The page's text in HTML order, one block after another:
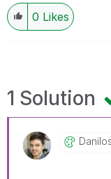
0 Likes
1 Solution